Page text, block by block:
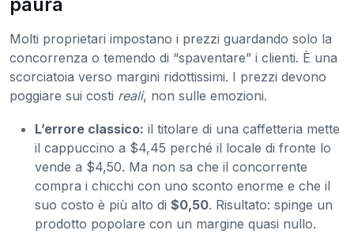
Molti proprietari impostano i prezzi guardando solo la
concorrenza o temendo di “spaventare” i clienti. È una
scorciatoia verso margini ridottissimi. I prezzi devono
poggiare sui costi reali, non sulle emozioni.
L’errore classico: il titolare di una caffetteria mette
il cappuccino a $4,45 perché il locale di fronte lo
vende a $4,50. Ma non sa che il concorrente
compra i chicchi con uno sconto enorme e che il
suo costo è più alto di $0,50. Risultato: spinge un
prodotto popolare con un margine quasi nullo.